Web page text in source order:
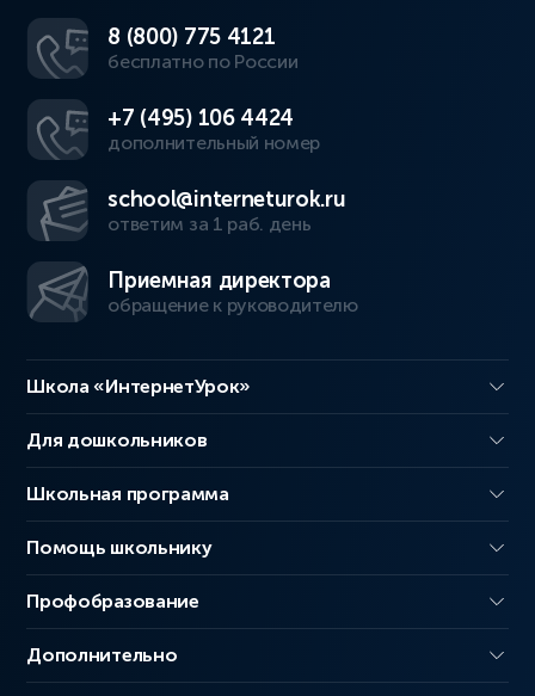
8 (800) 775 4121
бесплатно по России
+7 (495) 106 4424
дополнительный номер
school@interneturok.ru
ответим за 1 раб. день
Приемная директора
обращение к руководителю
Школа «ИнтернетУрок»
Для дошкольников
Школьная программа
Помощь школьнику
Профобразование
Дополнительно